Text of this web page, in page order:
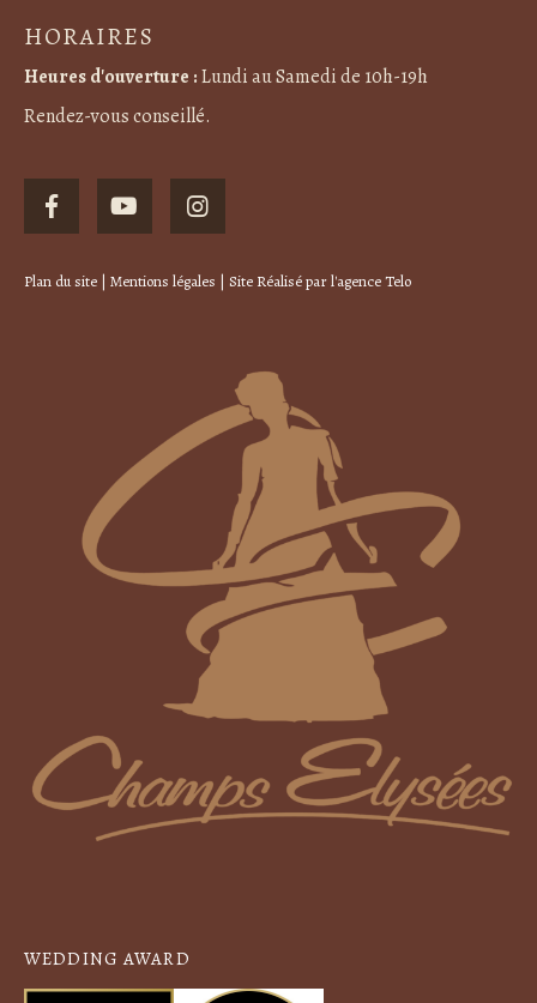
HORAIRES
Heures d'ouverture :Lundi au Samedi de 10h-19h
Rendez-vous conseillé.
Plan du site | Mentions légales | Site Réalisé parl'agence Telo
WEDDING AWARD